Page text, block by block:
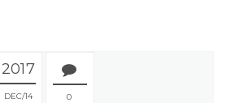
2017
DEC 14 0